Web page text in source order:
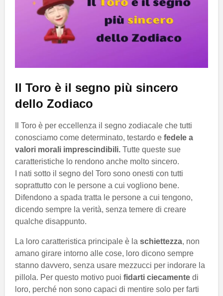
Il Toro è il segno più sincero
dello Zodiaco
Il Toro è per eccellenza il segno zodiacale che tutti
conosciamo come determinato, testardo e fedele a
valori morali imprescindibili. Tutte queste sue
caratteristiche lo rendono anche molto sincero.
I nati sotto il segno del Toro sono onesti con tutti
soprattutto con le persone a cui vogliono bene.
Difendono a spada tratta le persone a cui tengono,
dicendo sempre la verità, senza temere di creare
qualche disappunto.
La loro caratteristica principale è la schiettezza, non
amano girare intorno alle cose, loro dicono sempre
stanno davvero, senza usare mezzucci per indorare la
pillola. Per questo motivo puoi fidarti ciecamente di
loro, perché non sono capaci di mentire solo per farti